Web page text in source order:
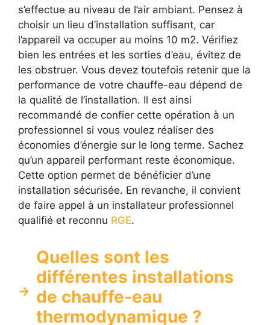
s’effectue au niveau de l’air ambiant. Pensez à
choisir un lieu d’installation suffisant, car
l’appareil va occuper au moins 10 m2. Vérifiez
bien les entrées et les sorties d’eau, évitez de
les obstruer. Vous devez toutefois retenir que la
performance de votre chauffe-eau dépend de
la qualité de l’installation. Il est ainsi
recommandé de confier cette opération à un
professionnel si vous voulez réaliser des
économies d’énergie sur le long terme. Sachez
qu’un appareil performant reste économique.
Cette option permet de bénéficier d’une
installation sécurisée. En revanche, il convient
de faire appel à un installateur professionnel
qualifié et reconnu RGE.
Quelles sont les
différentes installations
de chauffe-eau
thermodynamique ?